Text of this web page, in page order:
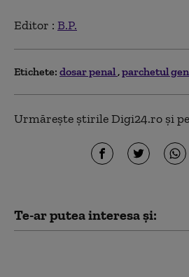
Editor : B.P.
Etichete: dosar penal parchetul
Urmărește știrile Digi24.ro și pe
Te-ar putea interesa și: